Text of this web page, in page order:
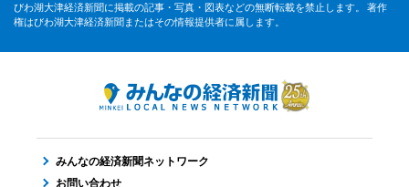
びわ湖大津経済新聞に掲載の記事・写真・図表などの無断転載を禁止します。 著作
権はびわ湖大津経済新聞またはその情報提供者に属します。
みんなの経済新聞ネットワーク
お問い合わせ